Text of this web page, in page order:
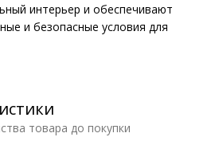
интерьер и обеспечивают
и безопасные условия для
товара до покупки